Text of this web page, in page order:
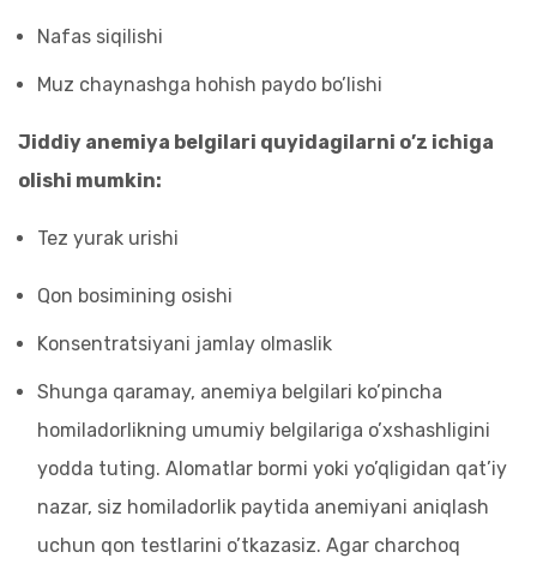
Nafas siqilishi
Muz chaynashga hohish paydo bo’lishi
Jiddiy anemiya belgilari quyidagilarni o’z ichiga
olishi mumkin:
Tez yurak urishi
Qon bosimining osishi
Konsentratsiyani jamlay olmaslik
Shunga qaramay, anemiya belgilari ko’pincha
homiladorlikning umumiy belgilariga o’xshashligini
yodda tuting. Alomatlar bormi yoki yo’qligidan qat’iy
nazar, siz homiladorlik paytida anemiyani aniqlash
uchun qon testlarini o’tkazasiz. Agar charchoq